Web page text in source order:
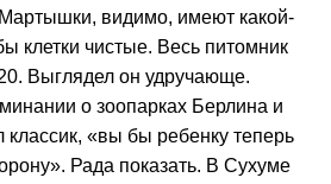
видимо, имеют какой-
клетки чистые. Весь питомник
Выглядел он удручающе.
о зоопарках Берлина и
классик, «вы бы ребенку теперь
Рада показать. В Сухуме